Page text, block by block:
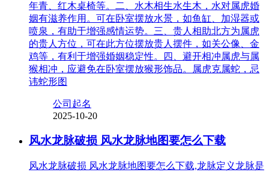
年青、红木桌椅等。二、水木相生水生木，水对属虎婚
姻有滋养作用。可在卧室摆放水景，如鱼缸、加湿器或
喷泉，有助于增强感情运势。三、贵人相助北方为属虎
的贵人方位，可在此方位摆放贵人摆件，如关公像、金
鸡等，有利于增强婚姻稳定性。四、避开相冲属虎与属
猴相冲，应避免在卧室摆放猴形饰品。属虎克属蛇，忌
讳蛇形图
公司起名
2025-10-20
风水龙脉破损 风水龙脉地图要怎么下载
风水龙脉破损 风水龙脉地图要怎么下载,龙脉定义龙脉是